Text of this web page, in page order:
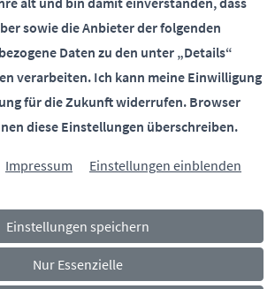
überzeugt.
sowie die Anbieter der folgenden
Daten zu den unter „Details“
verarbeiten. Ich kann meine Einwilligung
für die Zukunft widerrufen. Browser
diese Einstellungen überschreiben.
Impressum Einstellungen einblenden
Einstellungen speichern
Nur Essenzielle